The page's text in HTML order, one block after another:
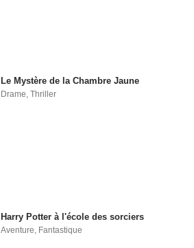
Le Mystère de la Chambre Jaune
Drame,Thriller
Harry Potter à l'école des sorciers
Aventure, Fantastique